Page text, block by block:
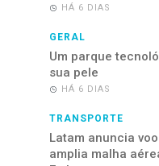
HÁ 6 DIAS
GERAL
Um parque
sua pele
HÁ 6 DIAS
TRANSPORTE
Latam anuncia
amplia malha